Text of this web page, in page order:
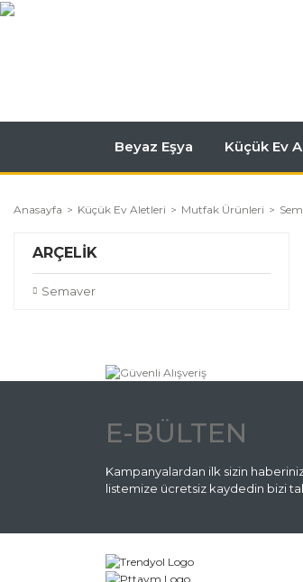
Beyaz Eşya Küçük Ev
Anasayfa Küçük Ev Aletleri Mutfak Ürünleri
ARÇELİK
Semaver
E-BÜLTEN
Kampanyalardan ilk sizin
listemize ücretsiz kaydedin bizi